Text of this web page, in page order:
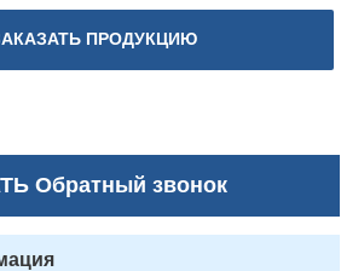
ПРОДУКЦИЮ
Обратный звонок